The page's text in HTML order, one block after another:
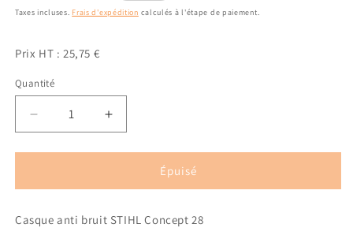
habituelpromotionnel
Taxes incluses. Frais d'expédition calculés à l'étape de paiement.
Prix HT : 25,75 €
Quantité
Quantité
Réduire
la
quantité
Casque
bruit
Augmenter
la
quantité
Casque
bruit
Épuisé
Casque anti bruit STIHL Concept 28